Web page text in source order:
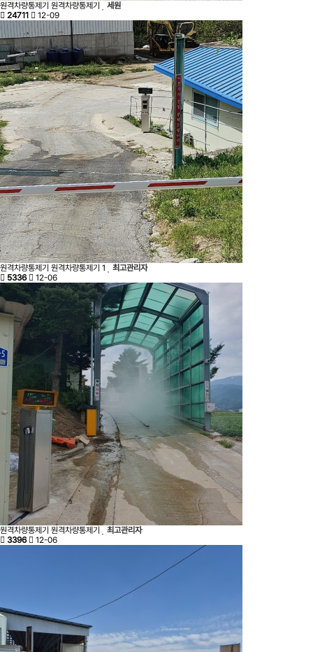
원격차량통제기 원격차량통제기
세원
24711
12-09
원격차량통제기 원격차량통제기 1
최고관리자
5336
12-06
원격차량통제기 원격차량통제기
최고관리자
3396
12-06